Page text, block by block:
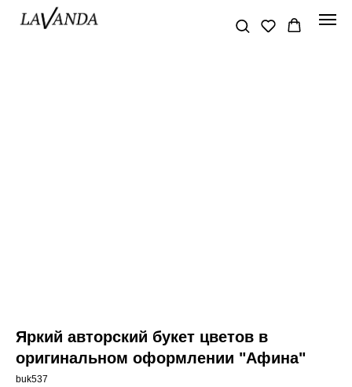
Яркий авторский букет цветов в
оригинальном оформлении "Афина"
buk537